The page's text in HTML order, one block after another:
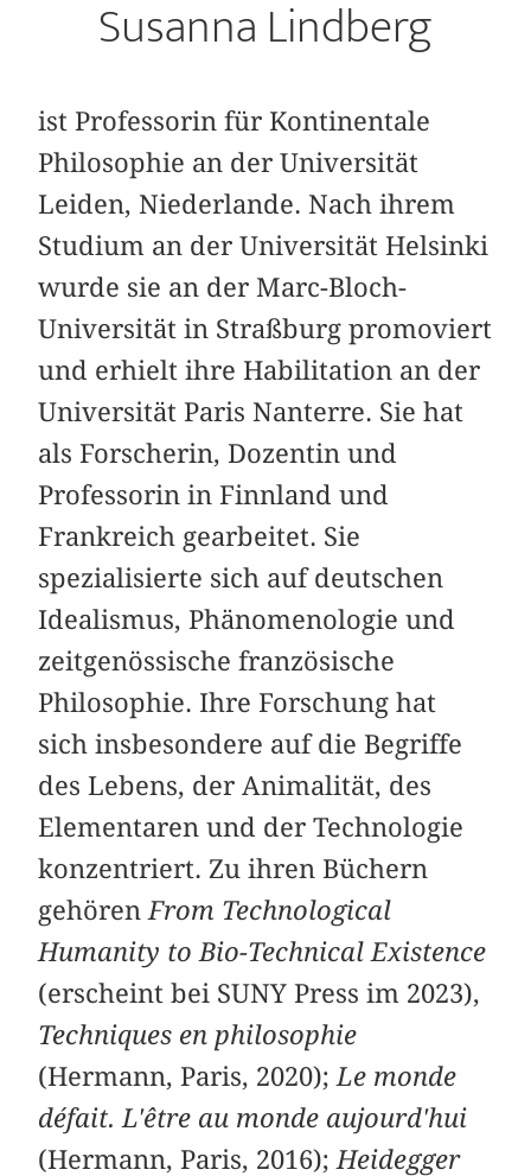
Susanna Lindberg
ist Professorin für Kontinentale
Philosophie an der Universität
Leiden, Niederlande. Nach ihrem
Studium an der Universität Helsinki
wurde sie an der Marc-Bloch-
Universität in Straßburg promoviert
und erhielt ihre Habilitation an der
Universität Paris Nanterre. Sie hat
als Forscherin, Dozentin und
Professorin in Finnland und
Frankreich gearbeitet. Sie
spezialisierte sich auf deutschen
Idealismus, Phänomenologie und
zeitgenössische französische
Philosophie. Ihre Forschung hat
sich insbesondere auf die Begriffe
des Lebens, der Animalität, des
Elementaren und der Technologie
konzentriert. Zu ihren Büchern
gehören From Technological
Humanity to Bio-Technical Existence
(erscheint bei SUNY Press im 2023),
Techniques en philosophie
(Hermann, Paris, 2020); Le monde
défait. L'être au monde aujourd'hui
(Hermann, Paris, 2016); Heidegger